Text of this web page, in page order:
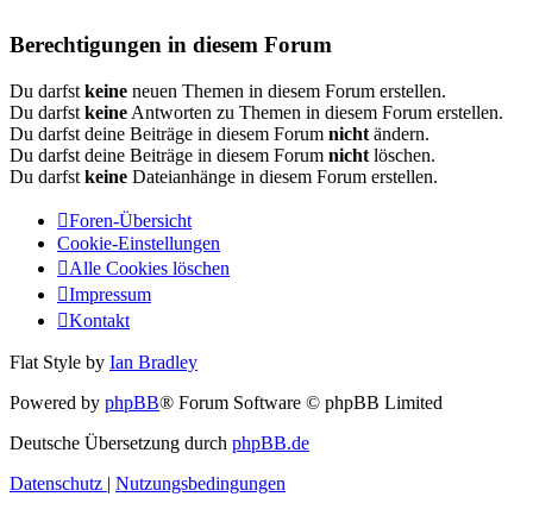
Berechtigungen in diesem Forum
Du darfst keine neuen Themen in diesem Forum erstellen.
Du darfst keine Antworten zu Themen in diesem Forum erstellen.
Du darfst deine Beiträge in diesem Forum nicht ändern.
Du darfst deine Beiträge in diesem Forum nicht löschen.
Du darfst keine Dateianhänge in diesem Forum erstellen.
Foren-Übersicht
Cookie-Einstellungen
Alle Cookies löschen
Impressum
Kontakt
Flat Style by Ian Bradley
Powered by phpBB® Forum Software © phpBB Limited
Deutsche Übersetzung durch phpBB.de
Datenschutz | Nutzungsbedingungen